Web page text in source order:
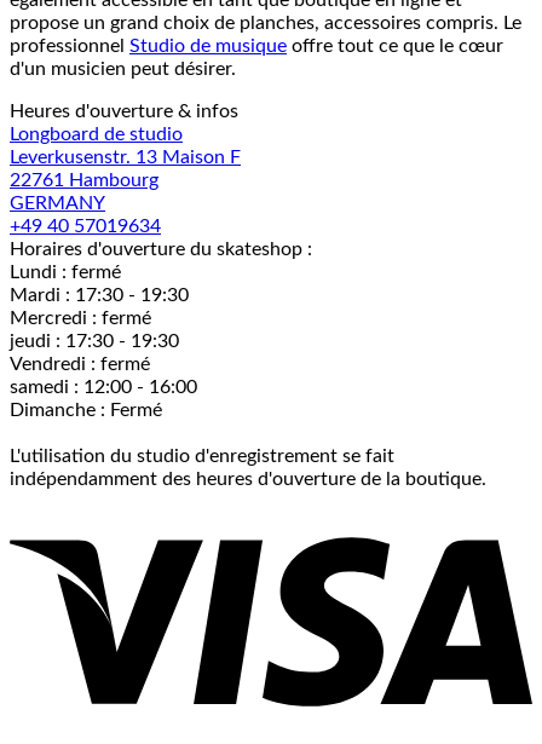
propose un grand choix de planches, accessoires compris. Le
professionnel Studio de musique offre tout ce que le cœur
d'un musicien peut désirer.
Heures d'ouverture & infos
Longboard de studio
Leverkusenstr. 13 Maison F
22761 Hambourg
GERMANY
+49 40 57019634
Horaires d'ouverture du skateshop :
Lundi : fermé
Mardi : 17:30 - 19:30
Mercredi : fermé
jeudi : 17:30 - 19:30
Vendredi : fermé
samedi : 12:00 - 16:00
Dimanche : Fermé
L'utilisation du studio d'enregistrement se fait
indépendamment des heures d'ouverture de la boutique.